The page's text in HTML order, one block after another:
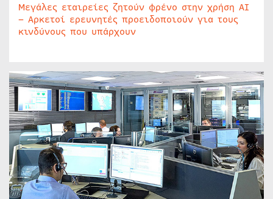
Μεγάλες εταιρείες ζητούν φρένο στην χρήση AI
– Αρκετοί ερευνητές προειδοποιούν για τους
κινδύνους που υπάρχουν